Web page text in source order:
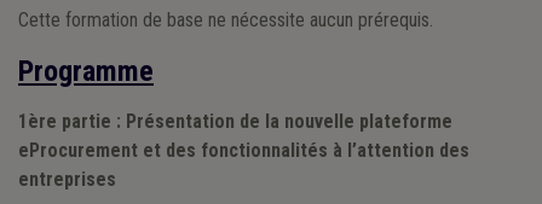
Cette formation de base ne nécessite aucun prérequis.
Programme
1ère partie : Présentation de la nouvelle plateforme
eProcurement et des fonctionnalités à l’attention des
entreprises